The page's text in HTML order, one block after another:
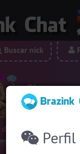
Siga-nos:
Buscar nick
Perfil